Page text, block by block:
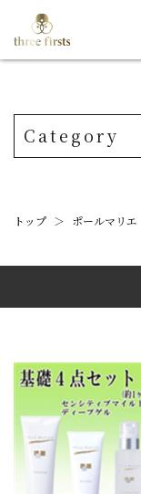
Category
トップ ＞ ポールマリエ